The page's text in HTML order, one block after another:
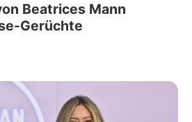
Beatrices Mann
Gerüchte